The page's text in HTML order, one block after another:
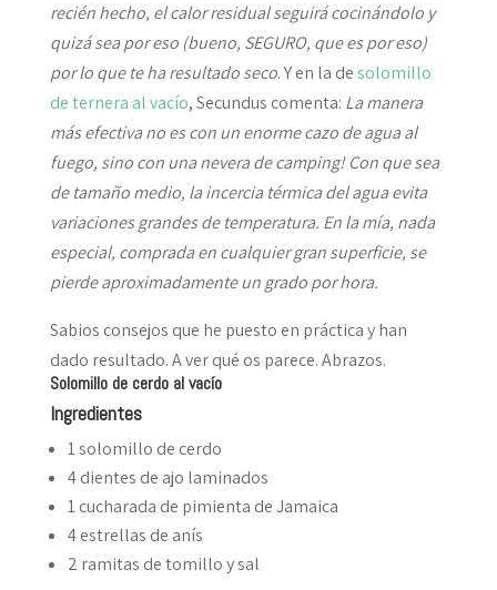
recién hecho, el calor residual seguirá cocinándolo y
quizá sea por eso (bueno, SEGURO, que es por eso)
por lo que te ha resultado seco. Y en la desolomillo
de ternera al vacío, Secundus comenta: La manera
más efectiva no es con un enorme cazo de agua al
fuego, sino con una nevera de camping! Con que sea
de tamaño medio, la incercia térmica del agua evita
variaciones grandes de temperatura. En la mía, nada
especial, comprada en cualquier gran superficie, se
pierde aproximadamente un grado por hora.
Sabios consejos que he puesto en práctica y han
dado resultado. A ver qué os parece. Abrazos.
Solomillo de cerdo al vacío
Ingredientes
1 solomillo de cerdo
4 dientes de ajo laminados
1 cucharada de pimienta de Jamaica
4 estrellas de anís
2 ramitas de tomillo y sal